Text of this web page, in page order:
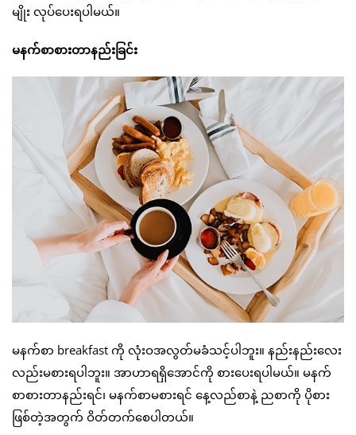
မျိုး လုပ်ပေးရပါမယ်။
မနက်စာစားတာနည်းခြင်း
မနက်စာ breakfast ကို လုံးဝအလွတ်မခံသင့်ပါဘူး။ နည်းနည်းလေး
လည်းမစားရပါဘူး။ အာဟာရရှိအောင်ကို စားပေးရပါမယ်။ မနက်
စာစားတာနည်းရင်၊ မနက်စာမစားရင် နေ့လည်စာနဲ့ ညစာကို ပိုစား
ဖြစ်တဲ့အတွက် ဝိတ်တက်စေပါတယ်။